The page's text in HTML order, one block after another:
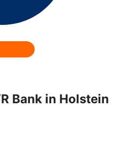
Bank in Holstein